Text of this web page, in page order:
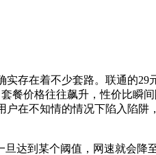
存在着不少套路。联通的
餐价格往往飙升，性价比
在不知情的情况下陷入陷
达到某个阈值，网速就会